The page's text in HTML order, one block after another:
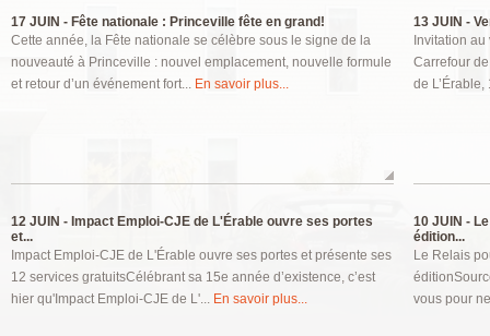
17 JUIN - Fête nationale : Princeville fête en grand!
Cette année, la Fête nationale se célèbre sous le signe de la
nouveauté à Princeville : nouvel emplacement, nouvelle formule
et retour d’un événement fort... En savoir plus...
13 JUIN -
Invitation
Carrefour
de
12 JUIN - Impact Emploi-CJE de L'Érable ouvre ses portes
et...
Impact Emploi-CJE de L'Érable ouvre ses portes et présente ses
12 services gratuitsCélébrant sa 15e année d’existence, c’est
hier qu'Impact Emploi-CJE de L'... En savoir plus...
10 JUIN -
édition...
Le Relais
vous pour
Pages